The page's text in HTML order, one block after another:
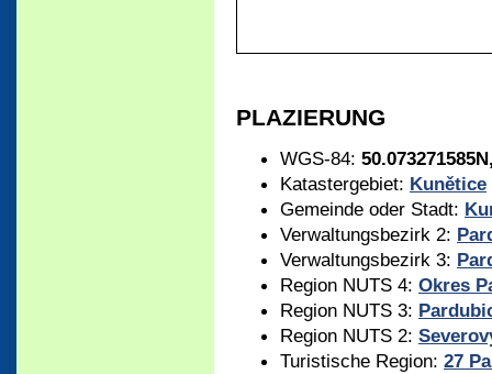
PLAZIERUNG
WGS-84:
Katastergebiet: Kunětice
Gemeinde oder Stadt:
Verwaltungsbezirk 2:
Verwaltungsbezirk 3:
Region NUTS 4: Okres
Region NUTS 3:
Region NUTS 2:
Turistische Region: 27